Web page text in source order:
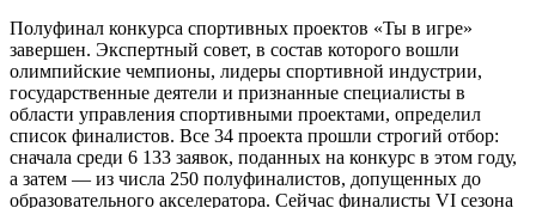
Полуфинал конкурса спортивных проектов «Ты в игре»
завершен. Экспертный совет, в состав которого вошли
олимпийские чемпионы, лидеры спортивной индустрии,
государственные деятели и признанные специалисты в
области управления спортивными проектами, определил
список финалистов. Все 34 проекта прошли строгий отбор:
сначала среди 6 133 заявок, поданных на конкурс в этом году,
а затем — из числа 250 полуфиналистов, допущенных до
образовательного акселератора. Сейчас финалисты VI сезона